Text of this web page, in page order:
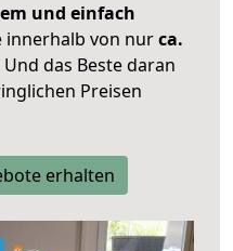
und einfach
innerhalb von nurca.
das Beste daran
Preisen
erhalten